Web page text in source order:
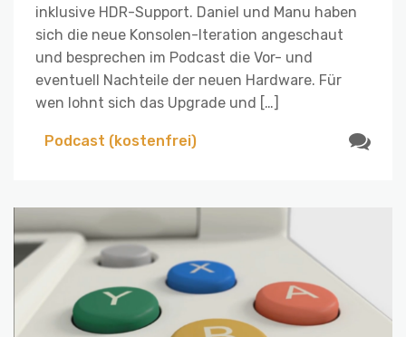
inklusive HDR-Support. Daniel und Manu haben
sich die neue Konsolen-Iteration angeschaut
und besprechen im Podcast die Vor- und
eventuell Nachteile der neuen Hardware. Für
wen lohnt sich das Upgrade und […]
Podcast (kostenfrei)